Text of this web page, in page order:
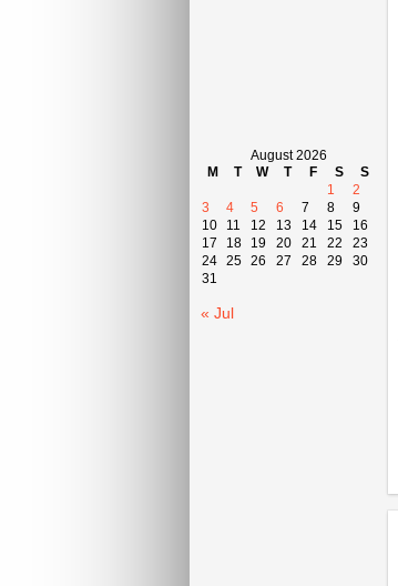
August 2026
M
T W T F S
S
1
2
3
4 5 6 7 8
9
10
11 12 13 14 15
16
17
18 19 20 21 22
23
24 25 26 27 28 29
30
31
« Jul